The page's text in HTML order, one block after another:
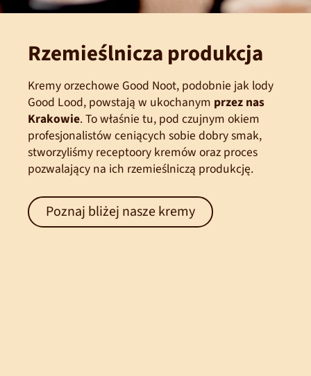
Rzemieślnicza produkcja
Kremy orzechowe Good Noot, podobnie jak lody
Good Lood, powstają w ukochanym przez nas
Krakowie. To właśnie tu, pod czujnym okiem
profesjonalistów ceniących sobie dobry smak,
stworzyliśmy receptoory kremów oraz proces
pozwalający na ich rzemieślniczą produkcję.
Poznaj bliżej nasze kremy